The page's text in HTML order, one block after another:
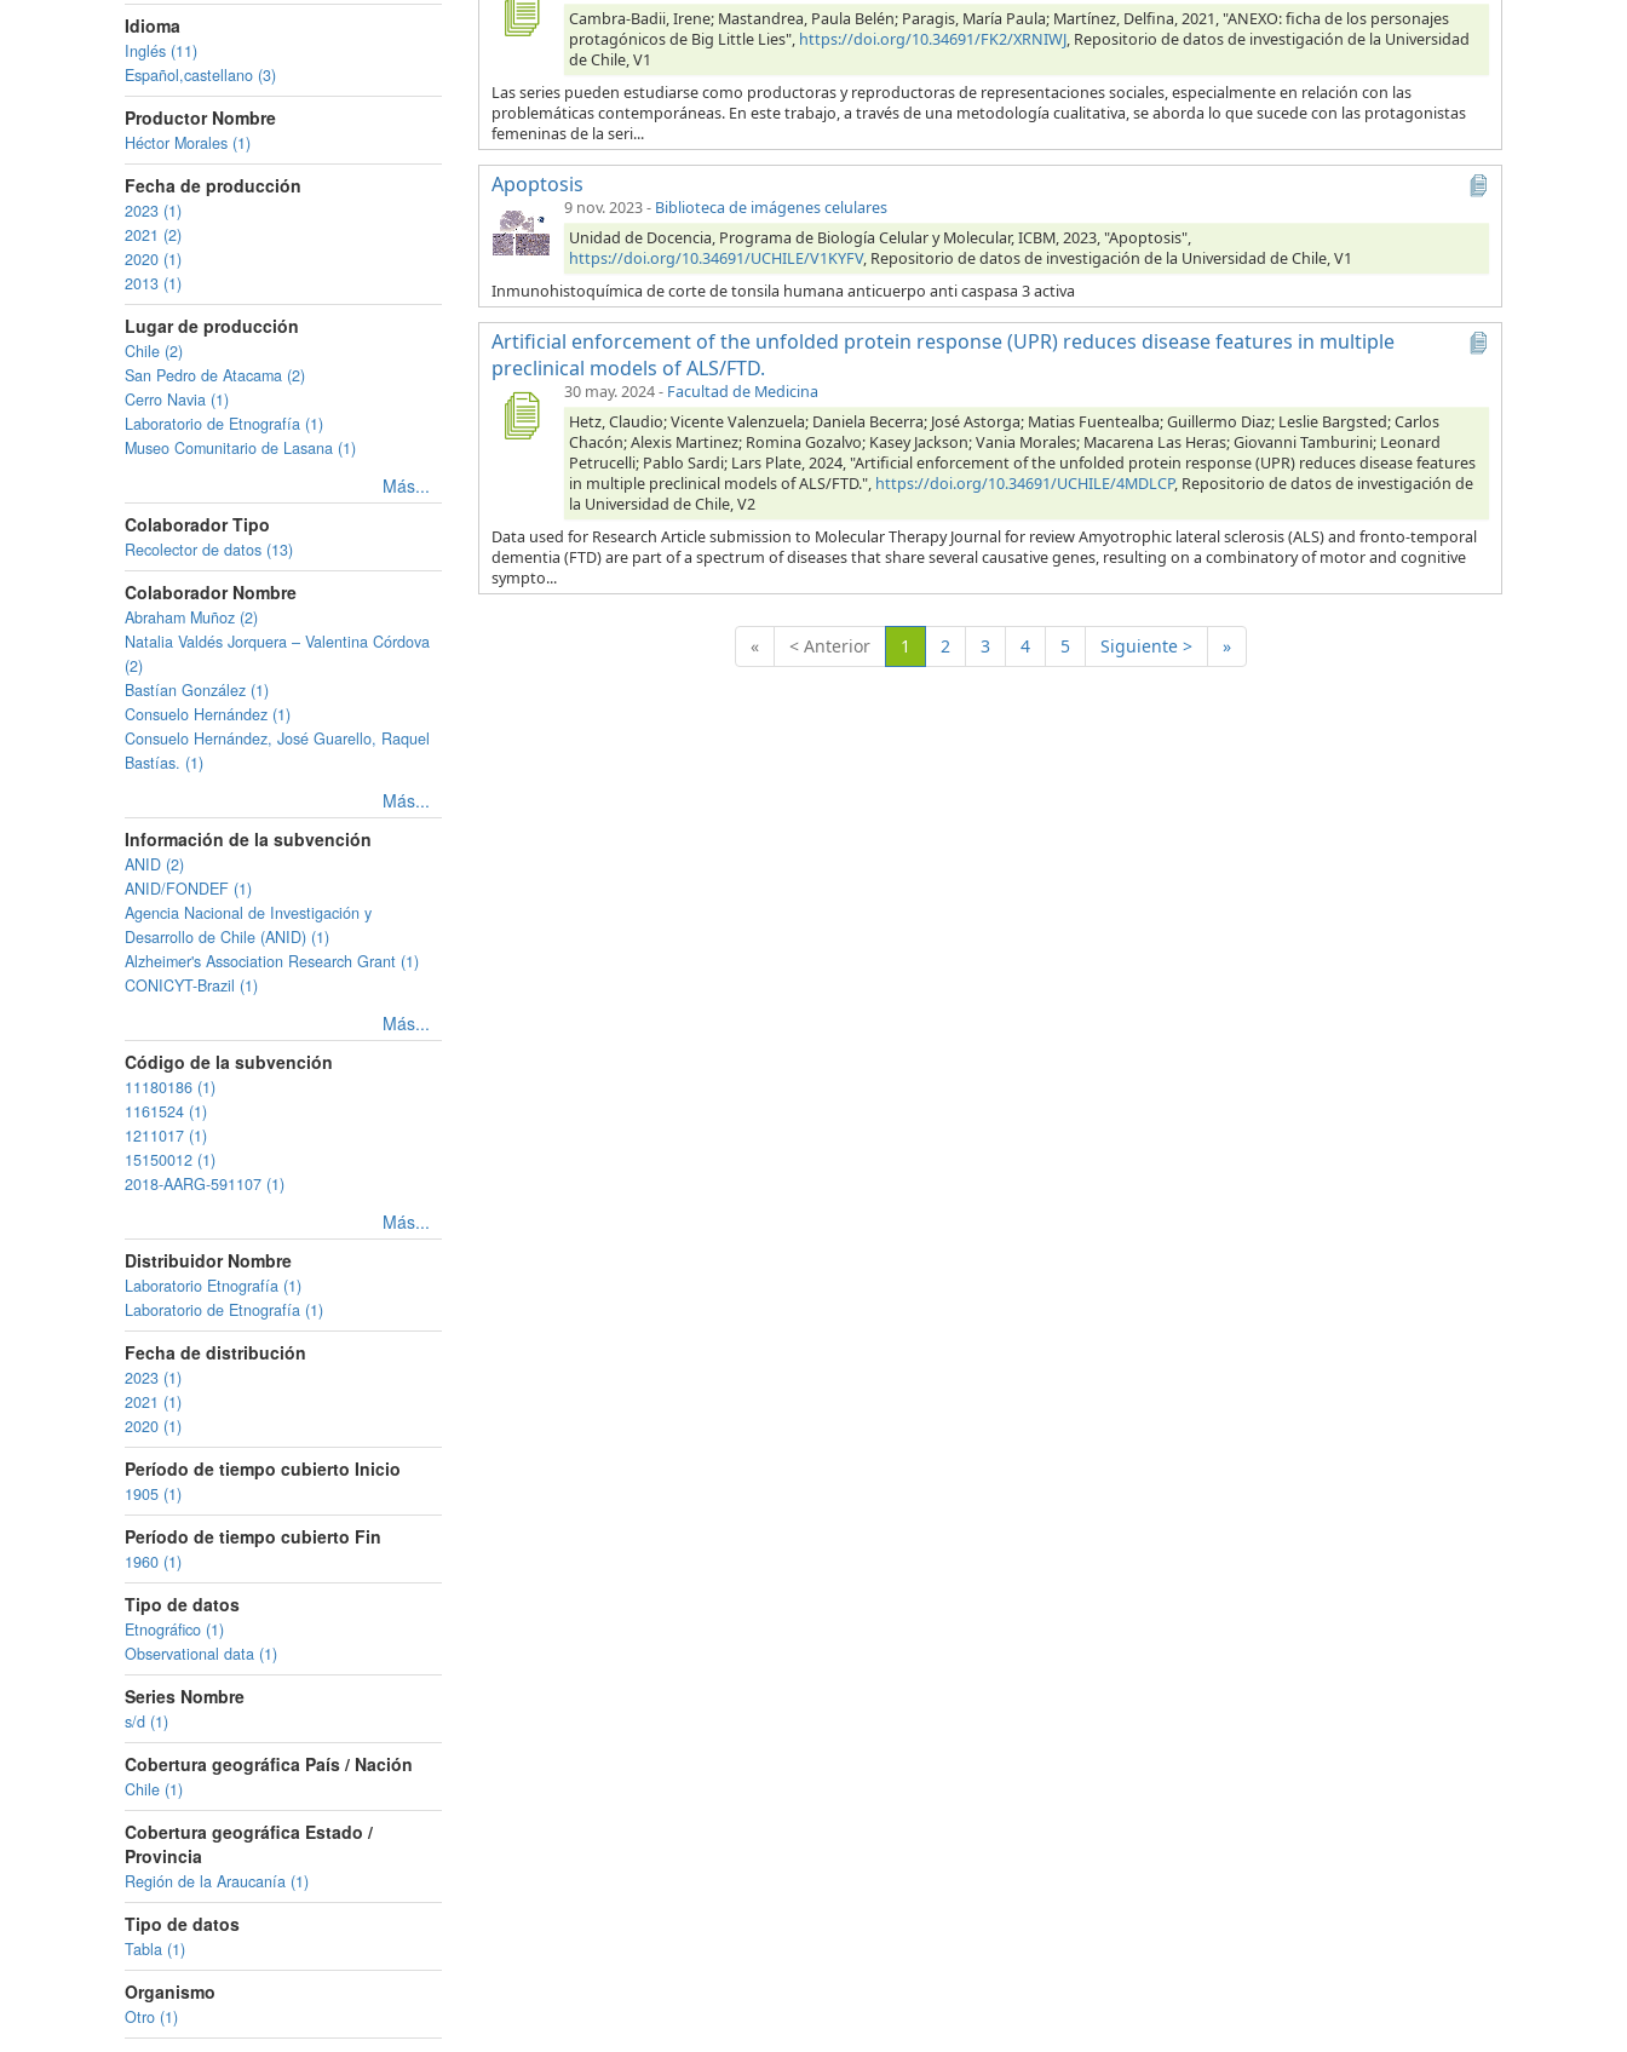
Idioma
Inglés (11)
Español,castellano (3)
Productor Nombre
Héctor Morales (1)
Fecha de producción
2023 (1)
2021 (2)
2020 (1)
2013 (1)
Lugar de producción
Chile (2)
San Pedro de Atacama (2)
Cerro Navia (1)
Laboratorio de Etnografía (1)
Museo Comunitario de Lasana (1)
Más...
Colaborador Tipo
Recolector de datos (13)
Colaborador Nombre
Abraham Muñoz (2)
Natalia Valdés Jorquera – Valentina Córdova
(2)
Bastían González (1)
Consuelo Hernández (1)
Consuelo Hernández, José Guarello, Raquel
Bastías. (1)
Más...
Información de la subvención
ANID (2)
ANID/FONDEF (1)
Agencia Nacional de Investigación y
Desarrollo de Chile (ANID) (1)
Alzheimer's Association Research Grant (1)
CONICYT-Brazil (1)
Más...
Código de la subvención
11180186 (1)
1161524 (1)
1211017 (1)
15150012 (1)
2018-AARG-591107 (1)
Más...
Distribuidor Nombre
Laboratorio Etnografía (1)
Laboratorio de Etnografía (1)
Fecha de distribución
2023 (1)
2021 (1)
2020 (1)
Período de tiempo cubierto Inicio
1905 (1)
Período de tiempo cubierto Fin
1960 (1)
Tipo de datos
Etnográfico (1)
Observational data (1)
Series Nombre
s/d (1)
Cobertura geográfica País / Nación
Chile (1)
Cobertura geográfica Estado /
Provincia
Región de la Araucanía (1)
Tipo de datos
Tabla (1)
Organismo
Otro (1)
Cambra-Badii, Irene; Mastandrea, Paula Belén; Paragis, María Paula; Martínez, Delfina, 2021, "ANEXO: ficha de los personajes
protagónicos de Big Little Lies", https://doi.org/10.34691/FK2/XRNIWJ, Repositorio de datos de investigación de la Universidad
de Chile, V1
Las series pueden estudiarse como productoras y reproductoras de representaciones sociales, especialmente en relación con las
problemáticas contemporáneas. En este trabajo, a través de una metodología cualitativa, se aborda lo que sucede con las protagonistas
femeninas de la seri...
Apoptosis
9 nov. 2023- Biblioteca de imágenes celulares
Unidad de Docencia, Programa de Biología Celular y Molecular, ICBM, 2023, "Apoptosis",
https://doi.org/10.34691/UCHILE/V1KYFV, Repositorio de datos de investigación de la Universidad de Chile, V1
Inmunohistoquímica de corte de tonsila humana anticuerpo anti caspasa 3 activa
Artificial enforcement of the unfolded protein response (UPR) reduces disease features in multiple
preclinical models of ALS/FTD.
30 may. 2024- Facultad de Medicina
Hetz, Claudio; Vicente Valenzuela; Daniela Becerra; José Astorga; Matias Fuentealba; Guillermo Diaz; Leslie Bargsted; Carlos
Chacón; Alexis Martinez; Romina Gozalvo; Kasey Jackson; Vania Morales; Macarena Las Heras; Giovanni Tamburini; Leonard
Petrucelli; Pablo Sardi; Lars Plate, 2024, "Artificial enforcement of the unfolded protein response (UPR) reduces disease features
in multiple preclinical models of ALS/FTD.", https://doi.org/10.34691/UCHILE/4MDLCP, Repositorio de datos de investigación de
la Universidad de Chile, V2
Data used for Research Article submission to Molecular Therapy Journal for review Amyotrophic lateral sclerosis (ALS) and fronto-temporal
dementia (FTD) are part of a spectrum of diseases that share several causative genes, resulting on a combinatory of motor and cognitive
sympto...
« < Anterior 1 (Actual)
2 3 4 5 Siguiente > »